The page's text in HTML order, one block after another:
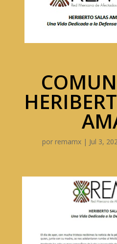
por remamx | Jul 3,